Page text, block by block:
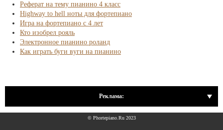
Реферат на тему пианино 4 класс
Highway to hell ноты для фортепиано
Игра на фортепиано с 4 лет
Кто изобрел рояль
Электронное пианино роланд
Как играть буги вуги на пианино
Реклама:
© Phortepiano.Ru 2023